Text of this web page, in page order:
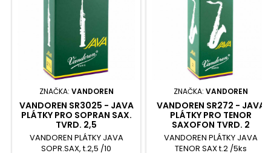
ZNAČKA: VANDOREN
VANDOREN SR3025 - JAVA
PLÁTKY PRO SOPRAN SAX.
TVRD. 2,5
VANDOREN PLÁTKY JAVA
SOPR.SAX, t.2,5 /10
ZNAČKA: VANDOREN
VANDOREN SR272 - JAVA
PLÁTKY PRO TENOR
SAXOFON TVRD. 2
VANDOREN PLÁTKY JAVA
TENOR SAX t.2 /5ks